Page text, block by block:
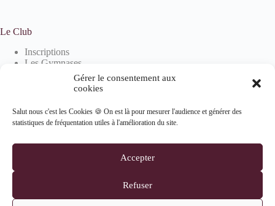
Gérer le consentement aux
cookies
Salut nous c'est les Cookies 🍪 On est là pour mesurer l'audience et générer des
statistiques de fréquentation utiles à l'amélioration du site.
Accepter
Refuser
Le Club
Inscriptions
Les Gymnases
Devenir partenaire
Informations
Mentions Légales
Politique de confidentialité
Suivez-nous